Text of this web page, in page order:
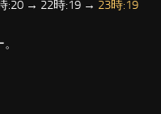
:20 → 22時:19 → 23時:19